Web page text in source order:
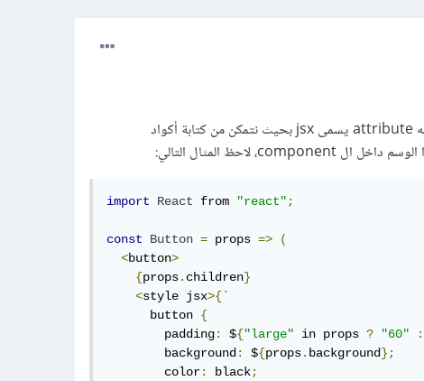
الطريقة الأولى هي استخدام الوسم style و إعطائه attribute يسمى jsx بحيث نتمكن من كتابة أكواد
import React from "react" ;
const Button = props =>
(
<button>
{props. children}
<style jsx>{`
      button
{
        padding
: ${"large" in props ? "60" :
        background
: ${props. background};
        color
: black;